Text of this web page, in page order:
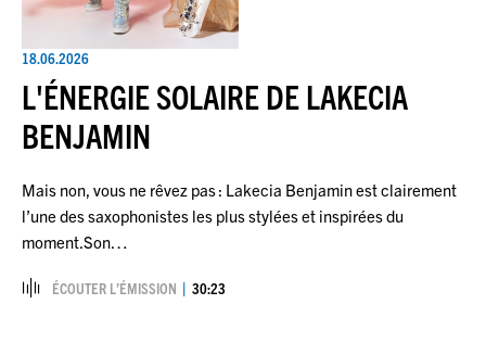
18.06.2026
L'ÉNERGIE SOLAIRE DE LAKECIA
BENJAMIN
Mais non, vous ne rêvez pas : Lakecia Benjamin est clairement
l’une des saxophonistes les plus stylées et inspirées du
moment.Son…
ÉCOUTER L’ÉMISSION 30:23